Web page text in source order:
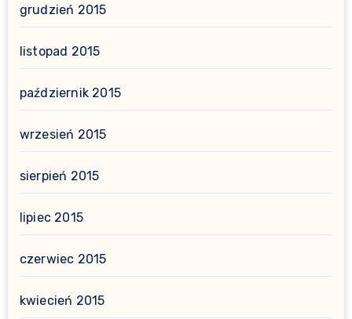
grudzień 2015
listopad 2015
październik 2015
wrzesień 2015
sierpień 2015
lipiec 2015
czerwiec 2015
kwiecień 2015